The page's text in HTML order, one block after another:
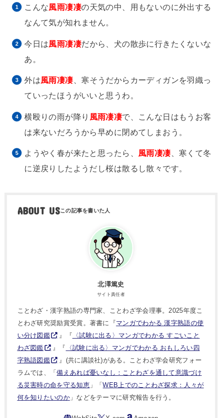
こんな風雨凄凄の天気の中、用もないのに外出する
なんて気が知れません。
今日は風雨凄凄だから、犬の散歩に行きたくないな
あ。
外は風雨凄凄、寒そうだからカーディガンを羽織っ
ていったほうがいいと思うわ。
横殴りの雨が降り 風雨凄凄で、こんな日はもうお客
は来ないだろうから早めに閉めてしまおう。
ようやく春が来たと思ったら、 風雨凄凄、寒くて冬
に逆戻りしたようだし桜は散るし散々です。
ABOUT US
北澤篤史
サイト責任者
ことわざ・漢字熟語の専門家、ことわざ学会理事。2025年度こ
とわざ研究奨励賞受賞。著書に『マンガでわかる 漢字熟語の使
い分け図鑑
』『 〈試験に出る〉マンガでわかる すごいこと
わざ図鑑
』『
〈試験に出る〉マンガでわかる おもしろい四
字熟語図鑑
』(共に講談社)がある。ことわざ学会研究フォー
ラムでは、「備えあれば憂いなし：ことわざを通して意識づけ
る災害時の命を守る知恵」「WEB上でのことわざ探求：人々が
何を知りたいのか」などをテーマに研究報告を行う。